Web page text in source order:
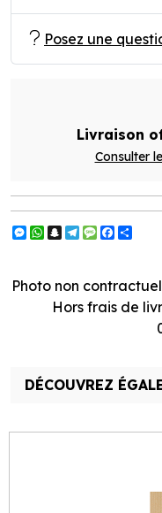
Posez une
Livraison
Consulter
Messenger
WhatsApp
Snapchat
Telegram
Message
Photo non
Hors frais de
DÉCOUVREZ